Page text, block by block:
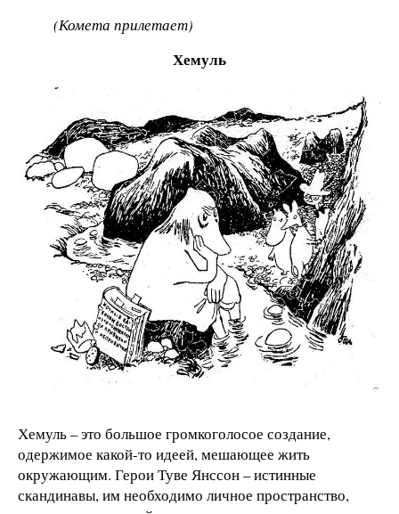
(Комета прилетает)
Хемуль
Хемуль – это большое громкоголосое создание,
одержимое какой-то идеей, мешающее жить
окружающим. Герои Туве Янссон – истинные
скандинавы, им необходимо личное пространство,